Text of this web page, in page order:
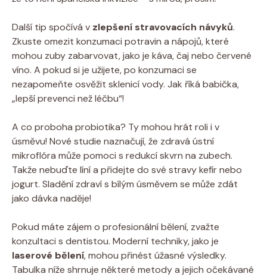
Další tip spočívá v zlepšení stravovacích návyků.
Zkuste omezit konzumaci potravin a nápojů, které
mohou zuby zabarvovat, jako je káva, čaj nebo červené
víno. A pokud si je užijete, po konzumaci se
nezapomeňte osvěžit sklenicí vody. Jak říká babička,
„lepší prevenci než léčbu“!
A co proboha probiotika? Ty mohou hrát roli i v
úsměvu! Nové studie naznačují, že zdravá ústní
mikroflóra může pomoci s redukcí skvrn na zubech.
Takže nebuďte líní a přidejte do své stravy kefír nebo
jogurt. Sladění zdraví s bílým úsměvem se může zdát
jako dávka naděje!
Pokud máte zájem o profesionální bělení, zvažte
konzultaci s dentistou. Moderní techniky, jako je
laserové bělení, mohou přinést úžasné výsledky.
Tabulka níže shrnuje některé metody a jejich očekávané